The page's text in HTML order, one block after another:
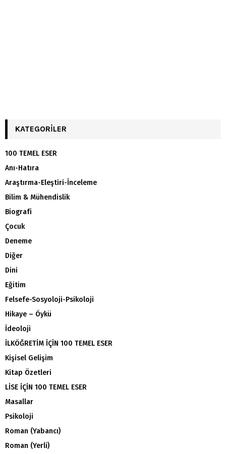
KATEGORILER
100 TEMEL ESER
Anı-Hatıra
Araştırma-Eleştiri-İnceleme
Bilim & Mühendislik
Biografi
Çocuk
Deneme
Diğer
Dini
Eğitim
Felsefe-Sosyoloji-Psikoloji
Hikaye – Öykü
İdeoloji
İLKÖĞRETİM İÇİN 100 TEMEL ESER
Kişisel Gelişim
Kitap Özetleri
LİSE İÇİN 100 TEMEL ESER
Masallar
Psikoloji
Roman (Yabancı)
Roman (Yerli)